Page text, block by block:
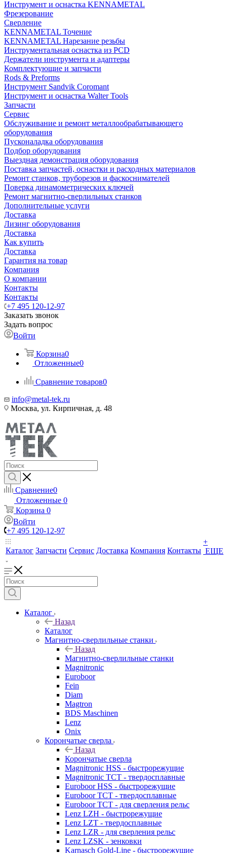
Инструмент и оснастка KENNAMETAL
Фрезерование
Сверление
KENNAMETAL Точение
KENNAMETAL Нарезание резьбы
Инструментальная оснастка из PCD
Держатели инструмента и адаптеры
Комплектующие и запчасти
Rods & Preforms
Инструмент Sandvik Coromant
Инструмент и оснастка Walter Tools
Запчасти
Сервис
Обслуживание и ремонт металлообрабатывающего
оборудования
Пусконаладка оборудования
Подбор оборудования
Выездная демонстрация оборудования
Поставка запчастей, оснастки и расходных материалов
Ремонт станков, труборезов и фаскоснимателей
Поверка динамометрических ключей
Ремонт магнитно-сверлильных станков
Дополнительные услуги
Доставка
Лизинг оборудования
Доставка
Как купить
Доставка
Гарантия на товар
Компания
О компании
Контакты
Контакты
+7 495 120-12-97
Заказать звонок
Задать вопрос
Войти
Корзина0
Отложенные0
Сравнение товаров0
info@metal-tek.ru
Москва, ул. Кирпичная, д. 48
Сравнение0
Отложенные 0
Корзина 0
Войти
+7 495 120-12-97
Каталог Запчасти Сервис Доставка Компания Контакты
+
ЕЩЕ
Каталог
Назад
Каталог
Магнитно-сверлильные станки
Назад
Магнитно-сверлильные станки
Magnitronic
Euroboor
Fein
Diam
Magtron
BDS Maschinen
Lenz
Onix
Корончатые сверла
Назад
Корончатые сверла
Magnitronic HSS - быстрорежущие
Magnitronic TCT - твердосплавные
Euroboor HSS - быстрорежущие
Euroboor TCT - твердосплавные
Euroboor TCT - для сверления рельс
Lenz LZH - быстрорежущие
Lenz LZT - твердосплавные
Lenz LZR - для сверления рельс
Lenz LZSK - зенковки
Karnasch Gold-Line - быстрорежущие